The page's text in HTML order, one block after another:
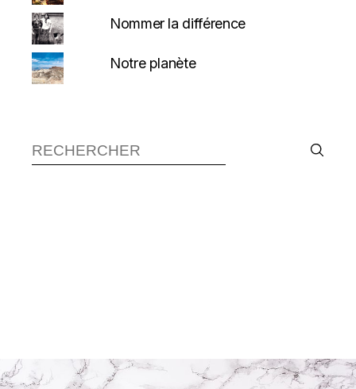
Nommer la différence
Notre planète
Recherche :